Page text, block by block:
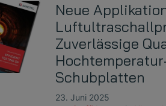
Neue
Zuverlässige
Schubplatten
23. Juni 2025